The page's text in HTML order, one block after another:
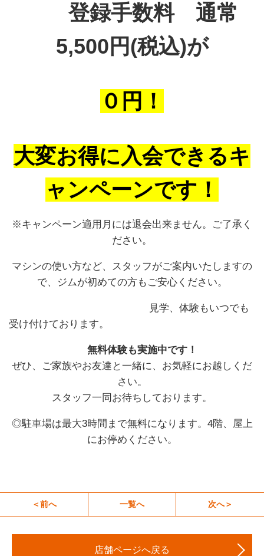
登録手数料 通常
5,500円(税込)が
０円！
大変お得に入会できるキ
ャンペーンです！
※キャンペーン適用月には退会出来ません。ご了承く
ださい。
マシンの使い方など、スタッフがご案内いたしますの
で、ジムが初めての方もご安心ください。
見学、体験もいつでも
受け付けております。
無料体験も実施中です！
ぜひ、ご家族やお友達と一緒に、お気軽にお越しくだ
さい。
スタッフ一同お待ちしております。
◎駐車場は最大3時間まで無料になります。4階、屋上
にお停めください。
＜前へ 一覧へ 次へ＞
店舗ページへ戻る